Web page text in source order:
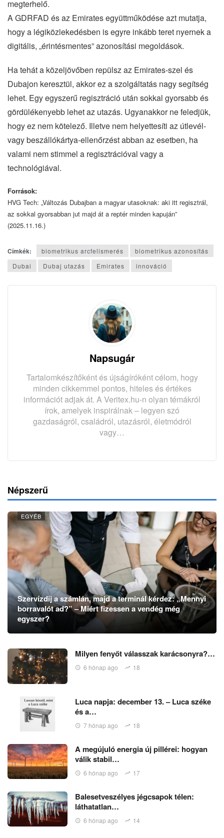
megterhelő.
A GDRFAD és az Emirates együttműködése azt mutatja,
hogy a légiközlekedésben is egyre inkább teret nyernek a
digitális, „érintésmentes” azonosítási megoldások.
Ha tehát a közeljövőben repülsz az Emirates-szel és
Dubajon keresztül, akkor ez a szolgáltatás nagy segítség
lehet. Egy egyszerű regisztráció után sokkal gyorsabb és
gördülékenyebb lehet az utazás. Ugyanakkor ne feledjük,
hogy ez nem kötelező. Illetve nem helyettesíti az útlevél-
vagy beszállókártya-ellenőrzést abban az esetben, ha
valami nem stimmel a regisztrációval vagy a
technológiával.
Források:
HVG Tech: „Változás Dubajban a magyar utasoknak: aki itt regisztrál,
az sokkal gyorsabban jut majd át a reptér minden kapuján”
(2025.11.16.)
Címkék: biometrikus arcfelismerés
biometrikus azonosítás
Dubai
Dubaj utazás Emirates innováció
Napsugár
Tartalomkészítőként és újságíróként célom, hogy
minden cikkemmel pontos, hiteles és értékes
információt adjak át. A Veritex.hu-n olyan témákról
írok, amelyek inspirálnak – legyen szó
gazdaságról, családról, utazásról, életmódról
vagy…
Népszerű
EGYÉB
Szervízdíj a számlán, majd a terminál kérdez: „Mennyi
borravalót ad?” – Miért fizessen a vendég még
egyszer?
Milyen fenyőt válasszak karácsonyra?…
6 hónap ago 18
Luca napja: december 13. – Luca széke
és a…
7 hónap ago 18
A megújuló energia új pillérei: hogyan
válik stabil…
6 hónap ago 17
Balesetveszélyes jégcsapok télen:
láthatatlan…
6 hónap ago 14